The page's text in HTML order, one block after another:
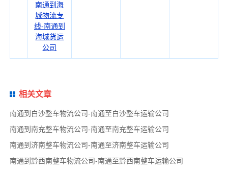
南通到海
城物流专
线-南通到
海城货运
公司
相关文章
南通到白沙整车物流公司-南通至白沙整车运输公司
南通到南充整车物流公司-南通至南充整车运输公司
南通到济南整车物流公司-南通至济南整车运输公司
南通到黔西南整车物流公司-南通至黔西南整车运输公司